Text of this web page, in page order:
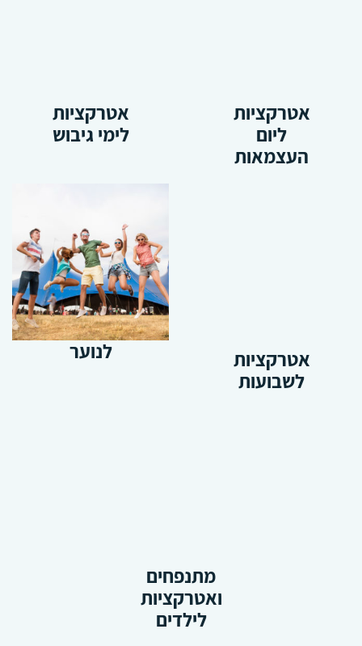
אטרקציות
ליום
העצמאות
אטרקציות
לימי גיבוש
אטרקציות
לשבועות
לנוער
מתנפחים
ואטרקציות
לילדים